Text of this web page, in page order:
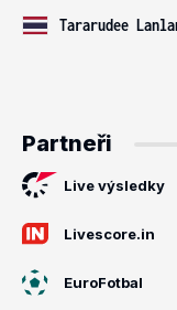
Tararudee
Partneři
Live výsledky
Livescore.in
EuroFotbal